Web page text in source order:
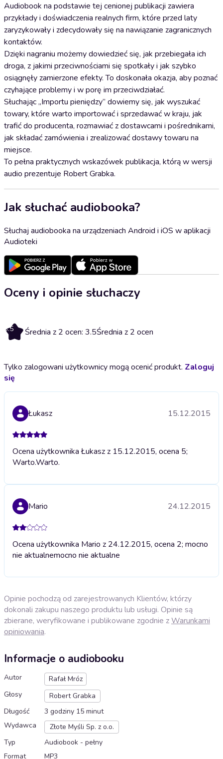
Audiobook na podstawie tej cenionej publikacji zawiera
przykłady i doświadczenia realnych firm, które przed laty
zaryzykowały i zdecydowały się na nawiązanie zagranicznych
kontaktów.
Dzięki nagraniu możemy dowiedzieć się, jak przebiegała ich
droga, z jakimi przeciwnościami się spotkały i jak szybko
osiągnęły zamierzone efekty. To doskonała okazja, aby poznać
czyhające problemy i w porę im przeciwdziałać.
Słuchając „Importu pieniędzy” dowiemy się, jak wyszukać
towary, które warto importować i sprzedawać w kraju, jak
trafić do producenta, rozmawiać z dostawcami i pośrednikami,
jak składać zamówienia i zrealizować dostawy towaru na
miejsce.
To pełna praktycznych wskazówek publikacja, którą w wersji
audio prezentuje Robert Grabka.
Jak słuchać audiobooka?
Słuchaj audiobooka na urządzeniach Android i iOS w aplikacji
Audioteki
Oceny i opinie słuchaczy
3.5 Średnia z 2 ocen: 3.5Średnia z 2 ocen
Tylko zalogowani użytkownicy mogą ocenić produkt. Zaloguj
się
Łukasz 15.12.2015
Ocena użytkownika Łukasz z 15.12.2015, ocena 5;
Warto.Warto.
Mario 24.12.2015
Ocena użytkownika Mario z 24.12.2015, ocena 2; mocno
nie aktualnemocno nie aktualne
Opinie pochodzą od zarejestrowanych Klientów, którzy
dokonali zakupu naszego produktu lub usługi. Opinie są
zbierane, weryfikowane i publikowane zgodnie zWarunkami
opiniowania.
Informacje o audiobooku
Autor
Rafał Mróz
Głosy
Robert Grabka
Długość
3 godziny 15 minut
Wydawca
Złote Myśli Sp. z o.o.
Typ
Audiobook - pełny
Format
MP3